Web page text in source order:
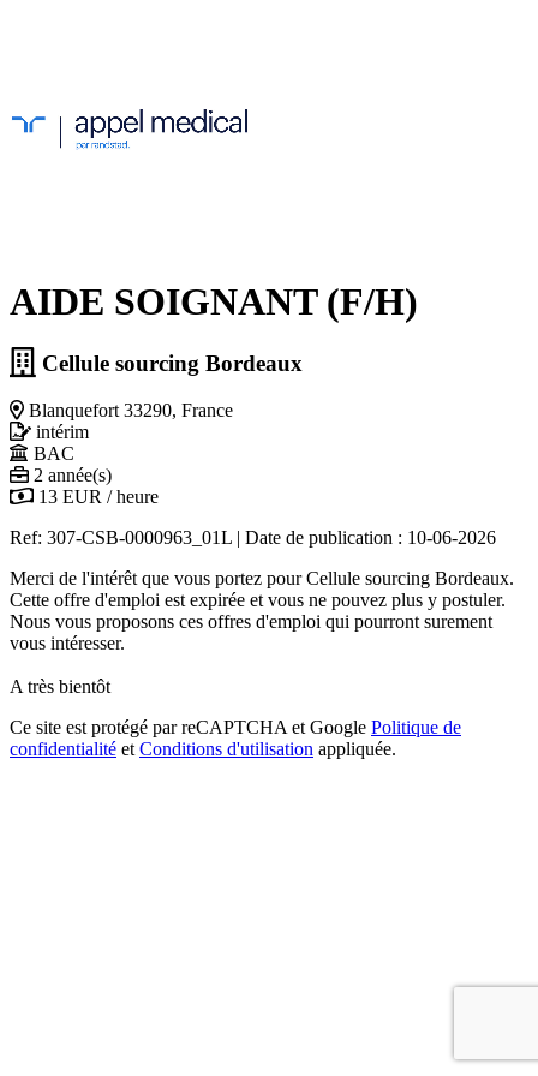
AIDE SOIGNANT (F/H)
Cellule sourcing Bordeaux
Blanquefort 33290, France
intérim
BAC
2 année(s)
13 EUR / heure
Ref: 307-CSB-0000963_01L | Date de publication : 10-06-2026
Merci de l'intérêt que vous portez pour Cellule sourcing Bordeaux.
Cette offre d'emploi est expirée et vous ne pouvez plus y postuler.
Nous vous proposons ces offres d'emploi qui pourront surement
vous intéresser.
A très bientôt
Ce site est protégé par reCAPTCHA et Google Politique de
confidentialité et Conditions d'utilisation appliquée.